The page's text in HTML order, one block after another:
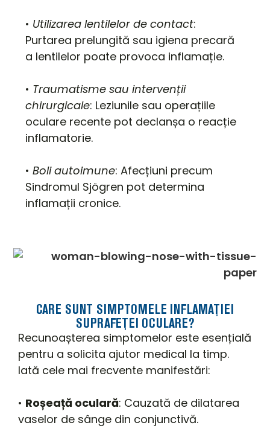
• Utilizarea lentilelor de contact:
Purtarea prelungită sau igiena precară
a lentilelor poate provoca inflamație.
• Traumatisme sau intervenții
chirurgicale: Leziunile sau operațiile
oculare recente pot declanșa o reacție
inflamatorie.
•Boli autoimune: Afecțiuni precum
Sindromul Sjögren pot determina
inflamații cronice.
CARE SUNT SIMPTOMELE INFLAMAȚIEI
SUPRAFEȚEI OCULARE?
Recunoașterea simptomelor este esențială
pentru a solicita ajutor medical la timp.
Iată cele mai frecvente manifestări:
• Roșeață oculară: Cauzată de dilatarea
vaselor de sânge din conjunctivă.